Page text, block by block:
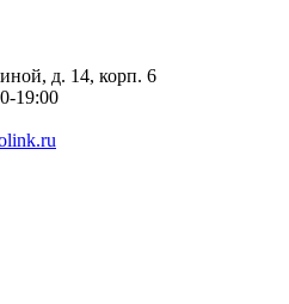
д. 14, корп. 6
19:00